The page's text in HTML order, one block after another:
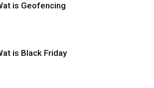
is Geofencing
is Black Friday